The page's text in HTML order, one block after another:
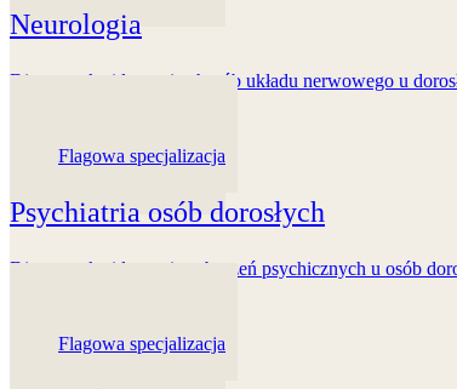
Neurologia
Diagnostyka i leczenie chorób układu nerwowego u
Flagowa specjalizacja
Psychiatria osób dorosłych
Diagnostyka i leczenie zaburzeń psychicznych u osób
Flagowa specjalizacja